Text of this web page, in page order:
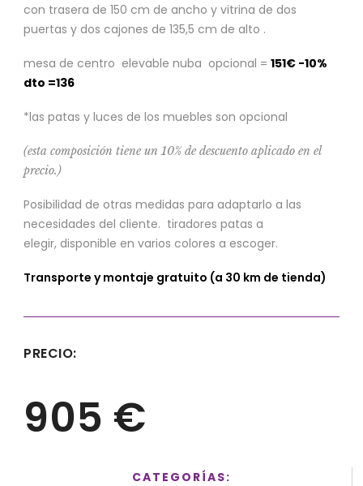
con trasera de 150 cm de ancho y vitrina de dos
puertas y dos cajones de 135,5 cm de alto .
mesa de centro elevable nuba opcional = 151€ -10%
dto =136
*las patas y luces de los muebles son opcional
(esta composición tiene un 10% de descuento aplicado en el
precio.)
Posibilidad de otras medidas para adaptarlo a las
necesidades del cliente. tiradores patas a
elegir, disponible en varios colores a escoger.
Transporte y montaje gratuito (a 30 km de tienda)
PRECIO:
905 €
CATEGORÍAS: